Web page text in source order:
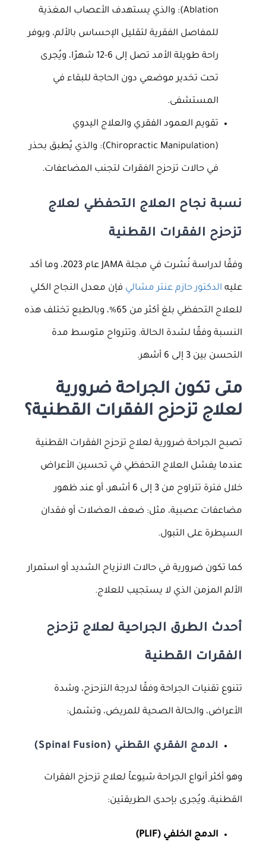
Ablation): والذي يستهدف الأعصاب المغذية
للمفاصل الفقرية لتقليل الإحساس بالألم، ويوفر
راحة طويلة الأمد تصل إلى 6-12 شهرًا، ويُجرى
تحت تخدير موضعي دون الحاجة للبقاء في
المستشفى.
تقويم العمود الفقري والعلاج اليدوي
(Chiropractic Manipulation): والذي يُطبق بحذر
في حالات تزحزح الفقرات لتجنب المضاعفات.
نسبة نجاح العلاج التحفظي لعلاج
تزحزح الفقرات القطنية
وفقًا لدراسة نُشرت في مجلة JAMA عام 2023، وما أكد
عليه الدكتور حازم عنتر مشالي فإن معدل النجاح الكلي
للعلاج التحفظي بلغ أكثر من 65%، وبالطبع تختلف هذه
النسبة وفقًا لشدة الحالة. وتترواح متوسط مدة
التحسن بين 3 إلى 6 أشهر.
متى تكون الجراحة ضرورية
لعلاج تزحزح الفقرات القطنية؟
تصبح الجراحة ضرورية لعلاج تزحزح الفقرات القطنية
عندما يفشل العلاج التحفظي في تحسين الأعراض
خلال فترة تتراوح من 3 إلى 6 أشهر، أو عند ظهور
مضاعفات عصبية، مثل: ضعف العضلات أو فقدان
السيطرة على التبول.
كما تكون ضرورية في حالات الانزياح الشديد أو استمرار
الألم المزمن الذي لا يستجيب للعلاج.
أحدث الطرق الجراحية لعلاج تزحزح
الفقرات القطنية
تتنوع تقنيات الجراحة وفقًا لدرجة التزحزح، وشدة
الأعراض، والحالة الصحية للمريض، وتشمل:
الدمج الفقري القطني (Spinal Fusion)
وهو أكثر أنواع الجراحة شيوعاً لعلاج تزحزح الفقرات
القطنية، ويُجرى بإحدى الطريقتين:
الدمج الخلفي (PLIF)